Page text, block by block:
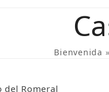
Bienvenida »
del Romeral